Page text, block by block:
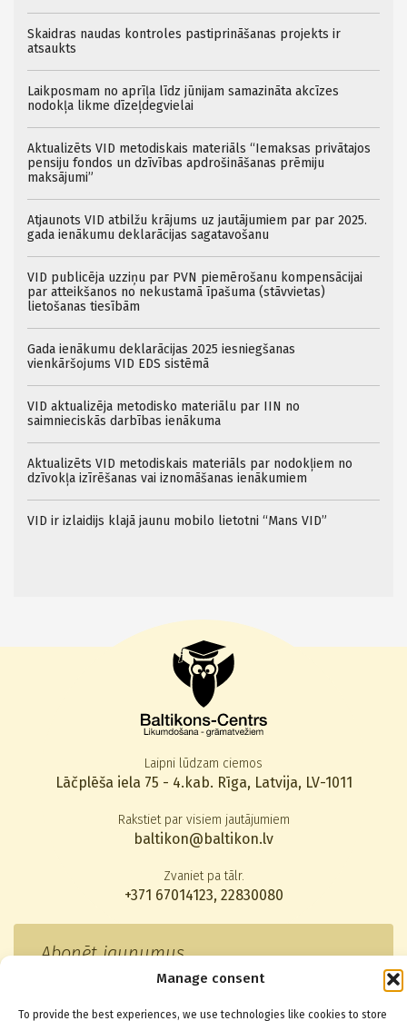
Manage consent
To provide the best experiences, we use technologies like cookies to store
Skaidras naudas kontroles pastiprināšanas projekts ir
atsaukts
Laikposmam no aprīļa līdz jūnijam samazināta akcīzes
nodokļa likme dīzeļdegvielai
Aktualizēts VID metodiskais materiāls “Iemaksas privātajos
pensiju fondos un dzīvības apdrošināšanas prēmiju
maksājumi”
Atjaunots VID atbilžu krājums uz jautājumiem par par 2025.
gada ienākumu deklarācijas sagatavošanu
VID publicēja uzziņu par PVN piemērošanu kompensācijai
par atteikšanos no nekustamā īpašuma (stāvvietas)
lietošanas tiesībām
Gada ienākumu deklarācijas 2025 iesniegšanas
vienkāršojums VID EDS sistēmā
VID aktualizēja metodisko materiālu par IIN no
saimnieciskās darbības ienākuma
Aktualizēts VID metodiskais materiāls par nodokļiem no
dzīvokļa izīrēšanas vai iznomāšanas ienākumiem
VID ir izlaidijs klajā jaunu mobilo lietotni “Mans VID”
Laipni lūdzam ciemos
Lāčplēša iela 75 - 4.kab. Rīga, Latvija, LV-1011
Rakstiet par visiem jautājumiem
baltikon@baltikon.lv
Zvaniet pa tālr.
+371 67014123, 22830080
Abonēt jaunumus